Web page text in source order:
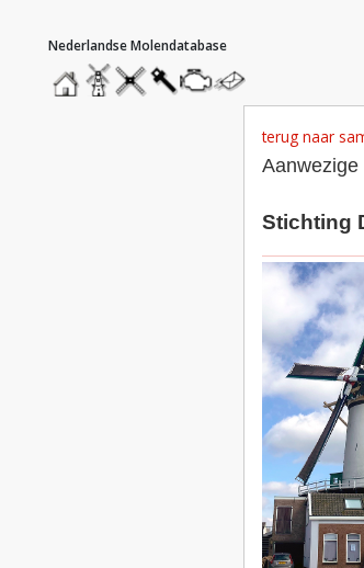
hoofdmenu
homemolendatabase
roedendatabase
assendatabase
motorendatabase
stuur
een
terug naar
Stichting